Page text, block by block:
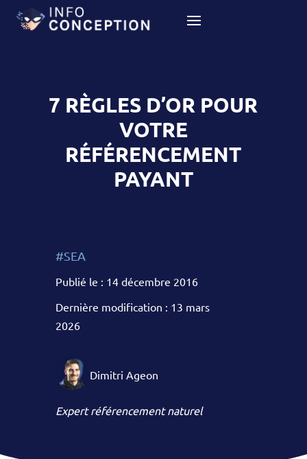
7 RÈGLES D’OR POUR
VOTRE
RÉFÉRENCEMENT
PAYANT
#SEA
Publié le : 14 décembre 2016
Dernière modification : 13 mars
2026
Dimitri Ageon
Expert référencement naturel